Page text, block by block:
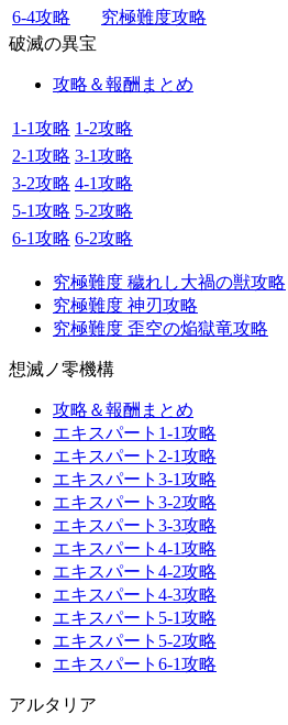
6-4攻略
究極難度攻略
破滅の異宝
攻略＆報酬まとめ
1-1攻略 1-2攻略
2-1攻略 3-1攻略
3-2攻略 4-1攻略
5-1攻略 5-2攻略
6-1攻略 6-2攻略
究極難度 穢れし大禍の獣攻略
究極難度 神刃攻略
究極難度 歪空の焔獄竜攻略
想滅ノ零機構
攻略＆報酬まとめ
エキスパート1-1攻略
エキスパート2-1攻略
エキスパート3-1攻略
エキスパート3-2攻略
エキスパート3-3攻略
エキスパート4-1攻略
エキスパート4-2攻略
エキスパート4-3攻略
エキスパート5-1攻略
エキスパート5-2攻略
エキスパート6-1攻略
アルタリア